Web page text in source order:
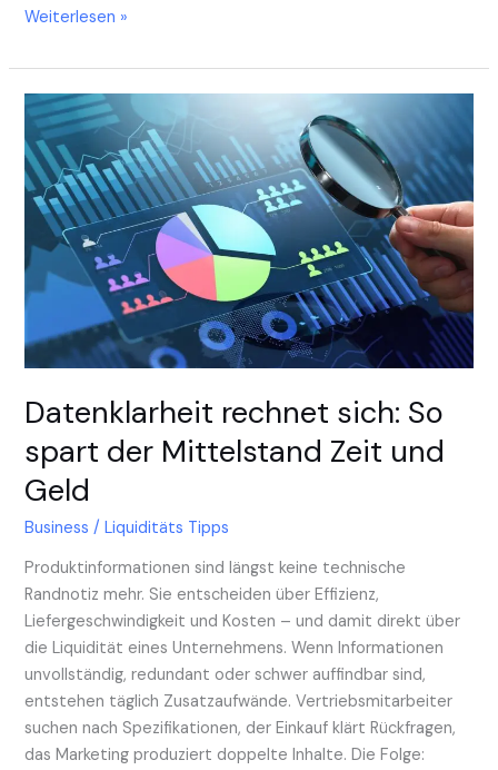
Weiterlesen »
Datenklarheit rechnet sich: So
spart der Mittelstand Zeit und
Geld
Business /Liquiditäts Tipps
Produktinformationen sind längst keine technische
Randnotiz mehr. Sie entscheiden über Effizienz,
Liefergeschwindigkeit und Kosten – und damit direkt über
die Liquidität eines Unternehmens. Wenn Informationen
unvollständig, redundant oder schwer auffindbar sind,
entstehen täglich Zusatzaufwände. Vertriebsmitarbeiter
suchen nach Spezifikationen, der Einkauf klärt Rückfragen,
das Marketing produziert doppelte Inhalte. Die Folge:
Datenklarheit
rechnet
sich:
So
spart
Mittelstand
Zeit
Geld